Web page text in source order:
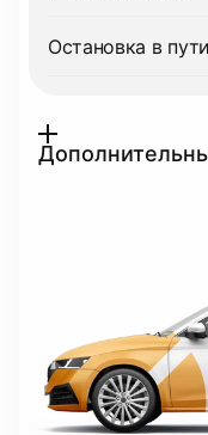
Остановка в